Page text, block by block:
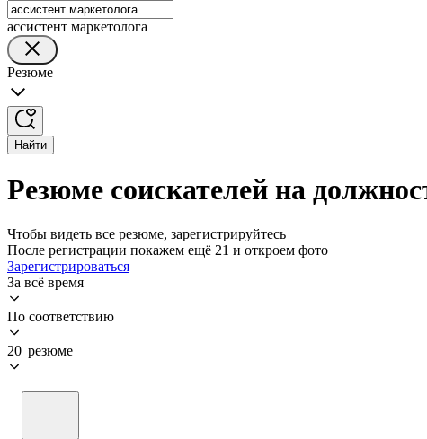
ассистент маркетолога
Резюме
Найти
Резюме соискателей на
Чтобы видеть все резюме, зарегистрируйтесь
После регистрации покажем ещё 21 и откроем фото
Зарегистрироваться
За всё время
По соответствию
20 резюме